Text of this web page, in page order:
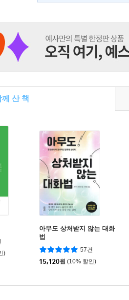
께 산 책
)
아무도 상처받지 않는 대화
법
57건
15,120원 (10% 할인)